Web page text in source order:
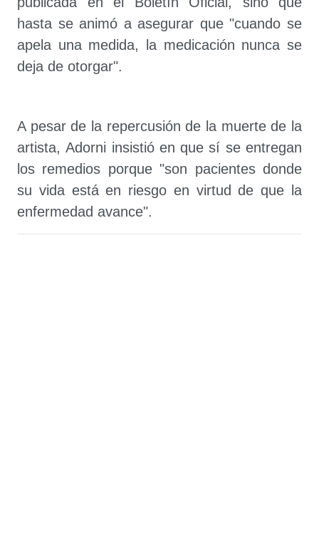
hasta se animó a asegurar que "cuando se
apela una medida, la medicación nunca se
deja de otorgar".
A pesar de la repercusión de la muerte de la
artista, Adorni insistió en que sí se entregan
los remedios porque "son pacientes donde
su vida está en riesgo en virtud de que la
enfermedad avance".